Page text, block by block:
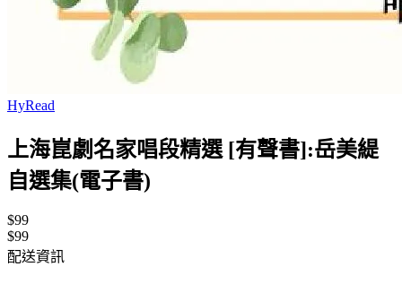
HyRead
上海崑劇名家唱段精選 [有聲書]:岳美緹
自選集(電子書)
$99
$99
配送資訊